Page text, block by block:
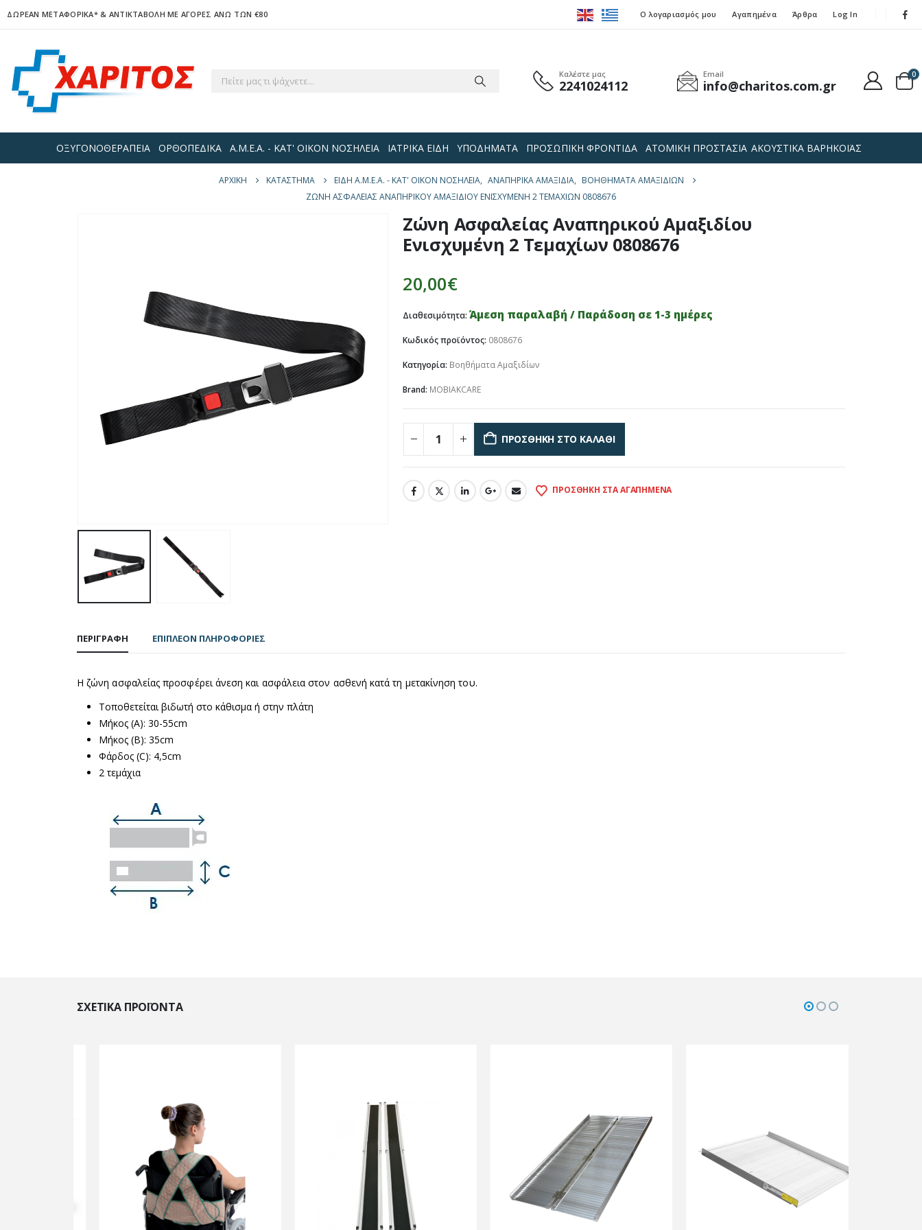
ΔΩΡΕΑΝ ΜΕΤΑΦΟΡΙΚΑ*& ΑΝΤΙΚΤΑΒΟΛΗ ΜΕ ΑΓΟΡΕΣ ΑΝΩ ΤΩΝ €80 Ο λογαριασμός μου Αγαπημένα Άρθρα Log In
Καλέστε μας
2241024112
Email
info@charitos.com.gr
0
ΟΞΥΓΟΝΟΘΕΡΑΠΕΙΑ ΟΡΘΟΠΕΔΙΚΑ Α.Μ.Ε.Α. - ΚΑΤ' ΟΙΚΟΝ ΝΟΣΗΛΕΙΑ ΙΑΤΡΙΚΑ ΕΙΔΗ ΥΠΟΔΗΜΑΤΑ ΠΡΟΣΩΠΙΚΗ ΦΡΟΝΤΙΔΑ ΑΤΟΜΙΚΗ ΠΡΟΣΤΑΣΙΑ ΑΚΟΥΣΤΙΚΑ ΒΑΡΗΚΟΪΑΣ
ΑΡΧΙΚΉ ΚΑΤΆΣΤΗΜΑ ΕΙΔΗ Α.Μ.Ε.Α. - ΚΑΤ' ΟΙΚΟΝ ΝΟΣΗΛΕΙΑ, ΑΝΑΠΗΡΙΚΑ ΑΜΑΞΙΔΙΑ, ΒΟΗΘΉΜΑΤΑ ΑΜΑΞΙΔΊΩΝ
ΖΏΝΗ ΑΣΦΑΛΕΊΑΣ ΑΝΑΠΗΡΙΚΟΎ ΑΜΑΞΙΔΊΟΥ ΕΝΙΣΧΥΜΈΝΗ 2 ΤΕΜΑΧΊΩΝ 0808676
Ζώνη Ασφαλείας Αναπηρικού Αμαξιδίου
Ενισχυμένη 2 Τεμαχίων 0808676
20,00€
Διαθεσιμότητα: Άμεση παραλαβή / Παράδοση σε 1-3 ημέρες
Κωδικός προϊόντος: 0808676
Κατηγορία: Βοηθήματα Αμαξιδίων
Brand: MOBIAKCARE
ΠΡΟΣΘΉΚΗ ΣΤΟ ΚΑΛΆΘΙ
ΠΡΟΣΘΉΚΗ ΣΤΑ ΑΓΑΠΗΜΈΝΑ
ΠΕΡΙΓΡΑΦΉ ΕΠΙΠΛΈΟΝ ΠΛΗΡΟΦΟΡΊΕΣ
Η ζώνη ασφαλείας προσφέρει άνεση και ασφάλεια στον ασθενή κατά τη μετακίνηση του.
Τοποθετείται βιδωτή στο κάθισμα ή στην πλάτη
Μήκος (Α): 30-55cm
Μήκος (Β): 35cm
Φάρδος (C): 4,5cm
2 τεμάχια
ΣΧΕΤΙΚΆ ΠΡΟΪΌΝΤΑ